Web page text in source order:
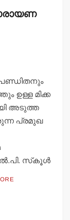
ഉള്ള മിക്ക
അടുത്ത
പ്രമുഖ
സ്‌കൂള്‍